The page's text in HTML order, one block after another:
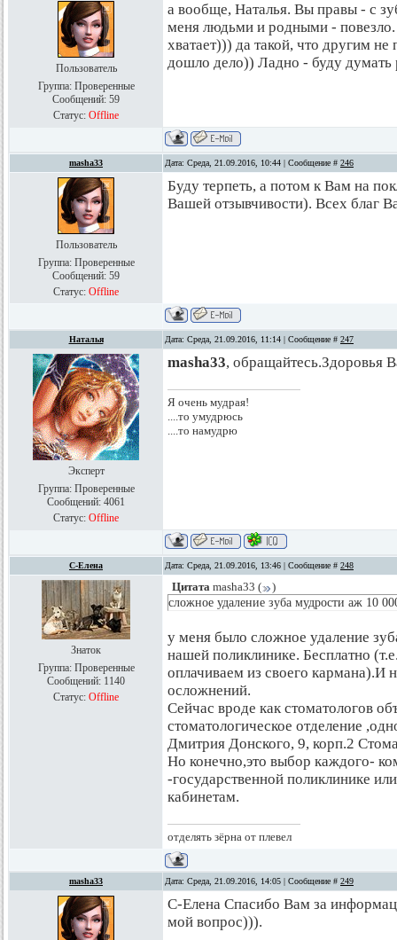
Пользователь
Группа: Проверенные
Сообщений: 59
Статус: Offline
а вообще, Наталья. Вы правы - с
меня людьми и родными -
хватает))) да такой, что другим
дошло дело)) Ладно - буду думать
masha33 Дата: Среда, 21.09.2016, 10:44 | Сообщение # 246
Пользователь
Группа: Проверенные
Сообщений: 59
Статус: Offline
Буду терпеть, а потом к Вам на
Вашей отзывчивости). Всех благ
Наталья Дата: Среда, 21.09.2016, 11:14 | Сообщение # 247
Эксперт
Группа: Проверенные
Сообщений: 4061
Статус: Offline
masha33, обращайтесь.Здоровья
Я очень мудрая!
....то умудрюсь
....то намудрю
С-Елена Дата: Среда, 21.09.2016, 13:46 | Сообщение # 248
Знаток
Группа: Проверенные
Сообщений: 1140
Статус: Offline
Цитата masha33 ( )
сложное удаление зуба мудрости аж 10
у меня было сложное удаление
нашей поликлинике. Бесплатно
оплачиваем из своего кармана).И
осложнений.
Сейчас вроде как стоматологов
стоматологическое отделение
Дмитрия Донского, 9, корп.2
Но конечно,это выбор каждого-
-государственной поликлинике
кабинетам.
отделять зёрна от плевел
masha33 Дата: Среда, 21.09.2016, 14:05 | Сообщение # 249
С-Елена Спасибо Вам за
мой вопрос))).